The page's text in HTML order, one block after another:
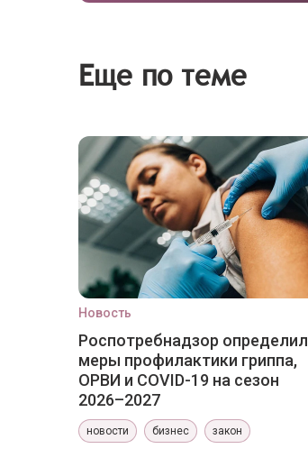
Еще по теме
Новость
Роспотребнадзор определил
меры профилактики гриппа,
ОРВИ и COVID-19 на сезон
2026–2027
новости бизнес закон